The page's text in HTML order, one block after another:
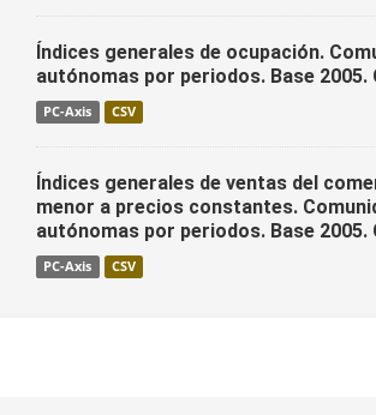
Índices generales de ocupación.
autónomas por periodos. Base 2005.
PC-Axis CSV
Índices generales de ventas del
menor a precios constantes.
autónomas por periodos. Base 2005.
PC-Axis CSV